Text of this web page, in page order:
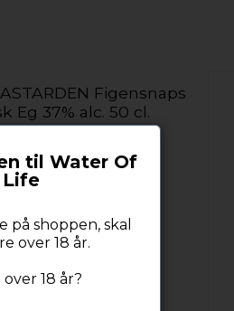
Figensnaps
Eg 37% alc. 50 cl.
til Water Of
Life
på shoppen, skal
over 18 år.
18 år?